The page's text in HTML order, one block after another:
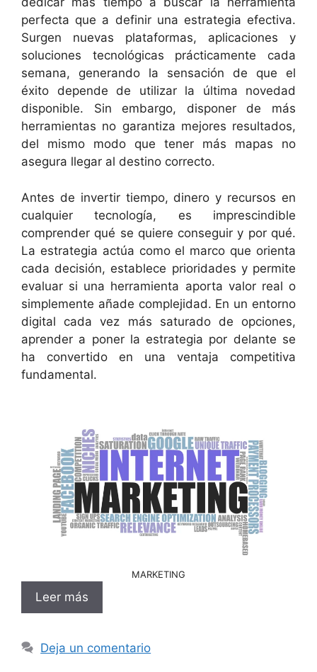
perfecta que a definir una estrategia efectiva.
Surgen nuevas plataformas, aplicaciones y
soluciones tecnológicas prácticamente cada
semana, generando la sensación de que el
éxito depende de utilizar la última novedad
disponible. Sin embargo, disponer de más
herramientas no garantiza mejores resultados,
del mismo modo que tener más mapas no
asegura llegar al destino correcto.
Antes de invertir tiempo, dinero y recursos en
cualquier tecnología, es imprescindible
comprender qué se quiere conseguir y por qué.
La estrategia actúa como el marco que orienta
cada decisión, establece prioridades y permite
evaluar si una herramienta aporta valor real o
simplemente añade complejidad. En un entorno
digital cada vez más saturado de opciones,
aprender a poner la estrategia por delante se
ha convertido en una ventaja competitiva
fundamental.
MARKETING
Leer más
Deja un comentario